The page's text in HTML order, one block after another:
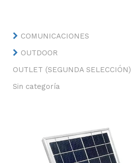
COMUNICACIONES
OUTDOOR
OUTLET (SEGUNDA SELECCIÓN)
Sin categoría